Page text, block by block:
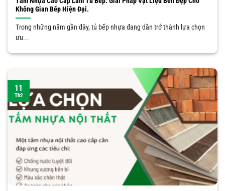
Không Gian Bếp Hiện Đại.
Trong những năm gần đây, tủ bếp nhựa đang dần trở thành lựa chọn
ưu...
11
Th2